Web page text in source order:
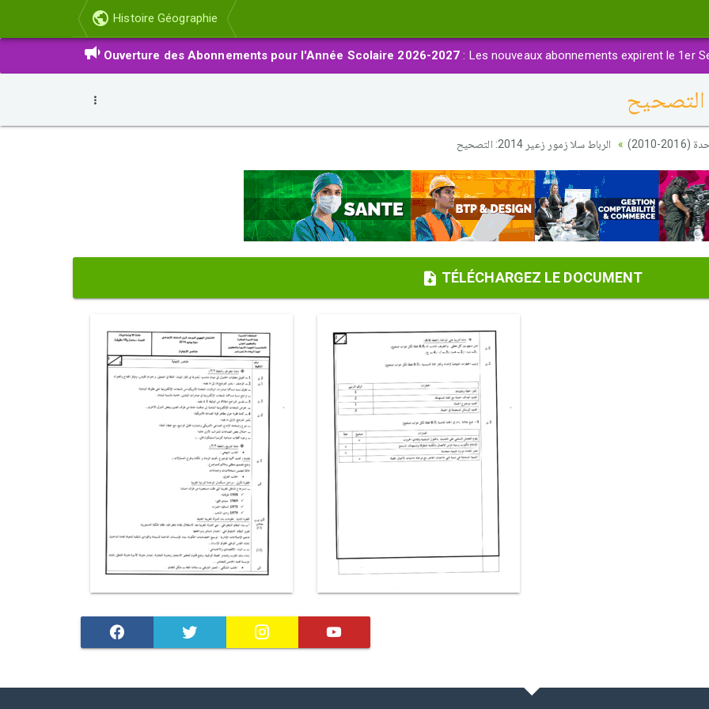
Histoire Géographie
Ouverture des Abonnements pour l'Année Scolaire 2026-2027 : Les nouveaux abonnements expirent le 1er
2010) الرباط سلا زمور زعير 2014: التصحيح
TÉLÉCHARGEZ LE DOCUMENT